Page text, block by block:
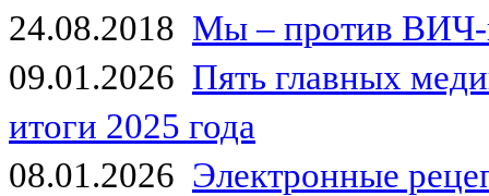
24.08.2018 Мы – против
09.01.2026 Пять главных
итоги 2025 года
08.01.2026 Электронные